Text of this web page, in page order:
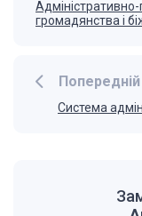
Попередній
Система
Адміністративно-
гро­мадянства і